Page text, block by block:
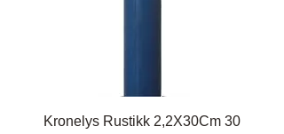
Kronelys Rustikk 2,2X30Cm 30